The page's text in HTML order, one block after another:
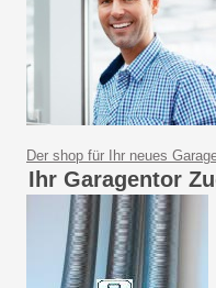
Der shop für Ihr neues
Ihr Garagentor